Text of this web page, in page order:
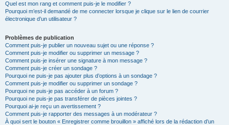
Quel est mon rang et comment puis-je le modifier ?
Pourquoi m’est-il demandé de me connecter lorsque je clique sur le lien de courrier
électronique d’un utilisateur ?
Problèmes de publication
Comment puis-je publier un nouveau sujet ou une réponse ?
Comment puis-je modifier ou supprimer un message ?
Comment puis-je insérer une signature à mon message ?
Comment puis-je créer un sondage ?
Pourquoi ne puis-je pas ajouter plus d’options à un sondage ?
Comment puis-je modifier ou supprimer un sondage ?
Pourquoi ne puis-je pas accéder à un forum ?
Pourquoi ne puis-je pas transférer de pièces jointes ?
Pourquoi ai-je reçu un avertissement ?
Comment puis-je rapporter des messages à un modérateur ?
À quoi sert le bouton « Enregistrer comme brouillon » affiché lors de la rédaction d’un